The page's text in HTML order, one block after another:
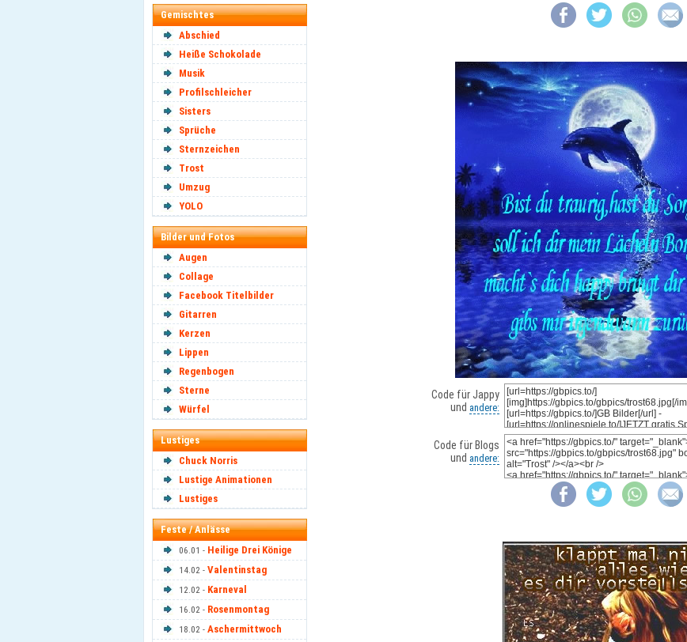
Gemischtes
Abschied
Heiße Schokolade
Musik
Profilschleicher
Sisters
Sprüche
Sternzeichen
Trost
Umzug
YOLO
Bilder und Fotos
Augen
Collage
Facebook Titelbilder
Gitarren
Kerzen
Lippen
Regenbogen
Sterne
Würfel
Lustiges
Chuck Norris
Lustige Animationen
Lustiges
Feste / Anlässe
06.01 - Heilige Drei Könige
14.02 - Valentinstag
12.02 - Karneval
16.02 - Rosenmontag
18.02 - Aschermittwoch
Code für Jappy
und andere:
Code für Blogs
und andere: